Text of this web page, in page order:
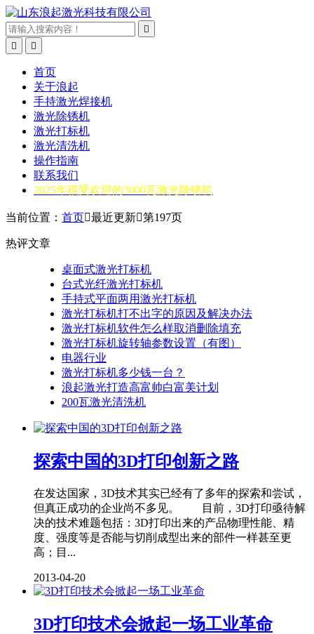



首页
关于浪起
手持激光焊接机
激光除锈机
激光打标机
激光清洗机
操作指南
联系我们
2025年很受欢迎的3000瓦激光除锈机
当前位置： 首页最近更新第197页
热评文章
桌面式激光打标机
台式光纤激光打标机
手持式平面两用激光打标机
激光打标机打不出字的原因及解决办法
激光打标机软件怎么样取消删除填充
激光打标机旋转轴参数设置（有图）
电器行业
激光打标机多少钱一台？
浪起激光打造高富帅白富美计划
200瓦激光清洗机
探索中国的3D打印创新之路
在发达国家，3D技术其实已经有了多年的探索和尝试，
但真正成功的企业尚不多见。 目前，3D打印亟待解
决的技术难题包括：3D打印出来的产品物理性能、精
度、强度等是否能与切削成型出来的部件一样甚至更
高；目...
2013-04-20
3D打印技术会掀起一场工业革命